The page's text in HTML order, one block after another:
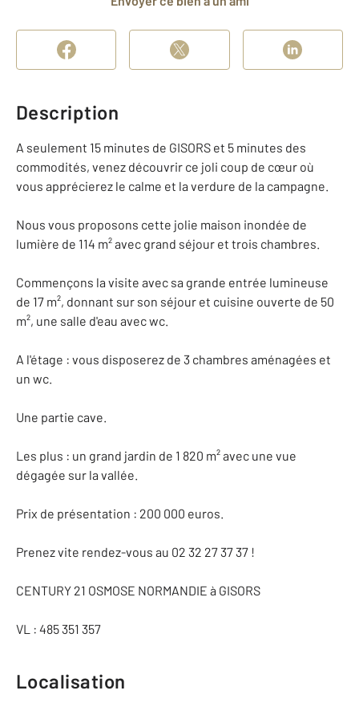
Description
A seulement 15 minutes de GISORS et 5 minutes des
commodités, venez découvrir ce joli coup de cœur où
vous apprécierez le calme et la verdure de la campagne.
Nous vous proposons cette jolie maison inondée de
lumière de 114 m² avec grand séjour et trois chambres.
Commençons la visite avec sa grande entrée lumineuse
de 17 m², donnant sur son séjour et cuisine ouverte de 50
m², une salle d'eau avec wc.
A l'étage : vous disposerez de 3 chambres aménagées et
un wc.
Une partie cave.
Les plus : un grand jardin de 1 820 m² avec une vue
dégagée sur la vallée.
Prix de présentation : 200 000 euros.
Prenez vite rendez-vous au 02 32 27 37 37 !
CENTURY 21 OSMOSE NORMANDIE à GISORS
VL : 485 351 357
Localisation